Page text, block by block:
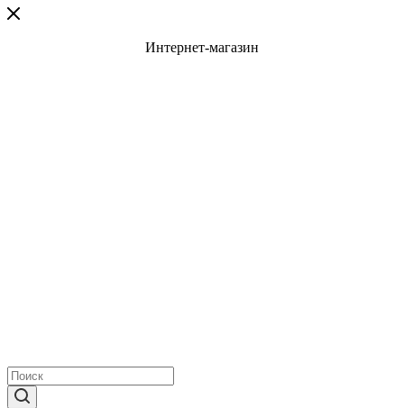
Интернет-магазин